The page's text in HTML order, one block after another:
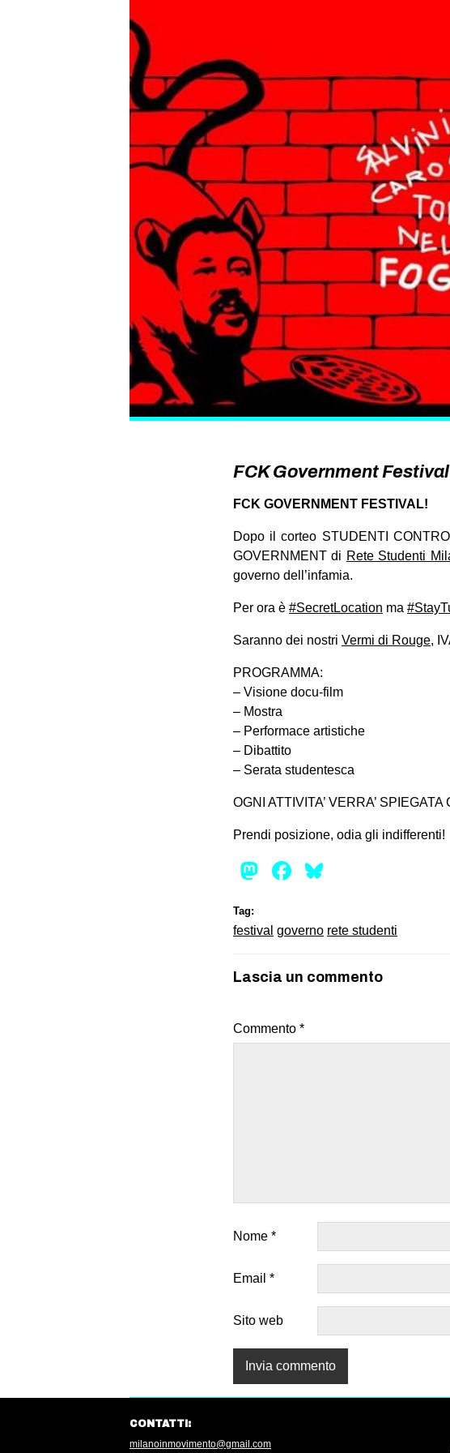
FCK Government Festival
FCK GOVERNMENT FESTIVAL!
Dopo il corteo STUDENTI
GOVERNMENT di Rete Studenti
governo dell’infamia.
Per ora è #SecretLocation ma
Saranno dei nostri Vermi di Rouge,
PROGRAMMA:
– Visione docu-film
– Mostra
– Performace artistiche
– Dibattito
– Serata studentesca
OGNI ATTIVITA’ VERRA’
Prendi posizione, odia gli indifferenti!
Mastodon
Facebook
Tag:
festival governo rete studenti
Lascia un commento
Commento *
Nome *
Email *
Sito web
CONTATTI:
milanoinmovimento@gmail.com